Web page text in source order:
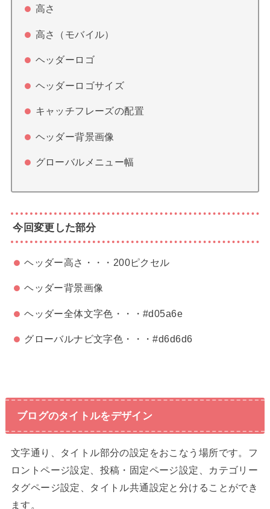
高さ
高さ（モバイル）
ヘッダーロゴ
ヘッダーロゴサイズ
キャッチフレーズの配置
ヘッダー背景画像
グローバルメニュー幅
今回変更した部分
ヘッダー高さ・・・200ピクセル
ヘッダー背景画像
ヘッダー全体文字色・・・#d05a6e
グローバルナビ文字色・・・#d6d6d6
ブログのタイトルをデザイン
文字通り、タイトル部分の設定をおこなう場所です。フ
ロントページ設定、投稿・固定ページ設定、カテゴリー
タグページ設定、タイトル共通設定と分けることができ
ます。